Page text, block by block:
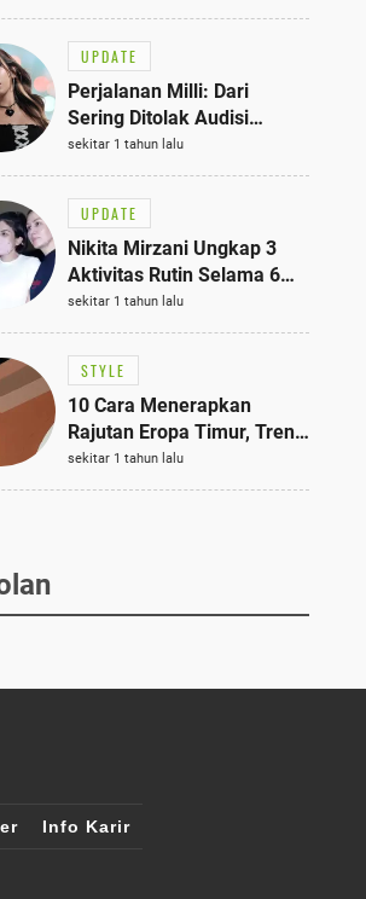
hingga Acara Semi-Formal
UPDATE
Perjalanan Milli: Dari
Sering Ditolak Audisi
hingga Menjadi Rapper Top
10 Thailand
sekitar 1 tahun lalu
UPDATE
Nikita Mirzani Ungkap 3
Aktivitas Rutin Selama 6
Bulan di Rutan Pondok
Bambu, Terungkap!
sekitar 1 tahun lalu
STYLE
10 Cara Menerapkan
Rajutan Eropa Timur, Tren
Mode Terbaik dan Paling
Dicari 2023
sekitar 1 tahun lalu
Info Karir